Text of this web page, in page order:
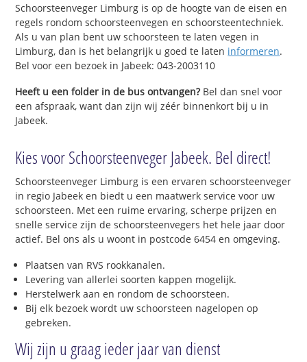
Schoorsteenveger Limburg is op de hoogte van de eisen en
regels rondom schoorsteenvegen en schoorsteentechniek.
Als u van plan bent uw schoorsteen te laten vegen in
Limburg, dan is het belangrijk u goed te laten informeren.
Bel voor een bezoek in Jabeek: 043-2003110
Heeft u een folder in de bus ontvangen?Bel dan snel voor
een afspraak, want dan zijn wij zéér binnenkort bij u in
Jabeek.
Kies voor Schoorsteenveger Jabeek. Bel direct!
Schoorsteenveger Limburg is een ervaren schoorsteenveger
in regio Jabeek en biedt u een maatwerk service voor uw
schoorsteen. Met een ruime ervaring, scherpe prijzen en
snelle service zijn de schoorsteenvegers het hele jaar door
actief. Bel ons als u woont in postcode 6454 en omgeving.
Plaatsen van RVS rookkanalen.
Levering van allerlei soorten kappen mogelijk.
Herstelwerk aan en rondom de schoorsteen.
Bij elk bezoek wordt uw schoorsteen nagelopen op
gebreken.
Wij zijn u graag ieder jaar van dienst